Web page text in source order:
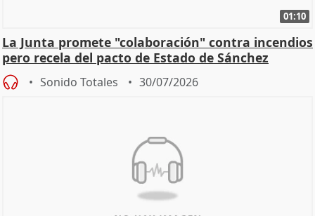
01:10
La Junta promete "colaboración" contra incendios
pero recela del pacto de Estado de Sánchez
Sonido Totales 30/07/2026